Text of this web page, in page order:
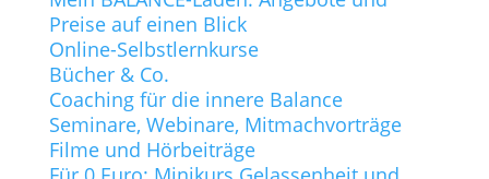
Preise auf einen Blick
Online-Selbstlernkurse
Bücher & Co.
Coaching für die innere Balance
Seminare, Webinare, Mitmachvorträge
Filme und Hörbeiträge